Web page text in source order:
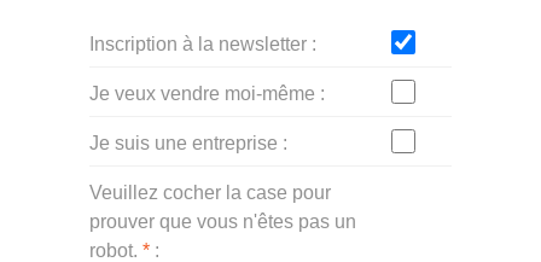
Inscription à la newsletter
Je veux vendre moi-même
Je suis une entreprise
Veuillez cocher la case pour
prouver que vous n'êtes pas un
robot. *